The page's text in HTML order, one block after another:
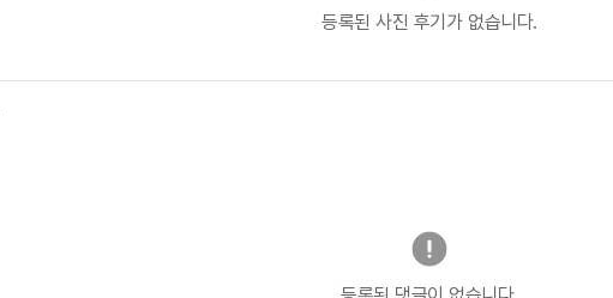
등록된 사진 후기가 없습니다.